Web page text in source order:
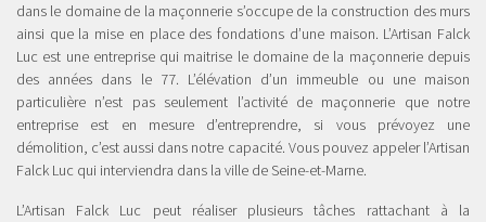
dans le domaine de la maçonnerie s’occupe de la construction des murs
ainsi que la mise en place des fondations d’une maison. L’Artisan Falck
Luc est une entreprise qui maitrise le domaine de la maçonnerie depuis
des années dans le 77. L’élévation d’un immeuble ou une maison
particulière n’est pas seulement l’activité de maçonnerie que notre
entreprise est en mesure d’entreprendre, si vous prévoyez une
démolition, c’est aussi dans notre capacité. Vous pouvez appeler l’Artisan
Falck Luc qui interviendra dans la ville de Seine-et-Marne.
L’Artisan Falck Luc peut réaliser plusieurs tâches rattachant à la